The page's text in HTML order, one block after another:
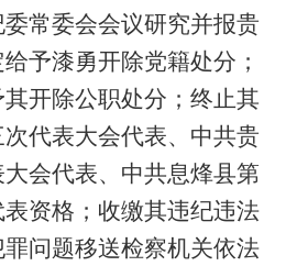
常委会会议研究并报贵
予漆勇开除党籍处分；
开除公职处分；终止其
代表大会代表、中共贵
会代表、中共息烽县第
资格；收缴其违纪违法
问题移送检察机关依法